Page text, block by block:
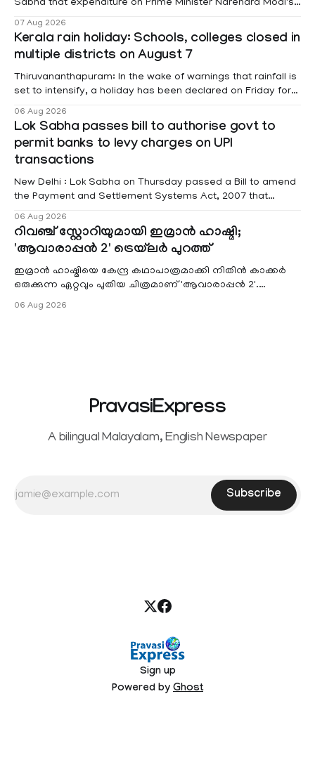
Sabha that expenditure on Prime Minister Narendra Modi's
foreign visits has crossed ₹74.5 crore in 2026 so far. The
information was provided by Minister of State for External
Affairs Pabitra Margherita in a written reply to questions
raised
07 Aug 2026
Kerala rain holiday: Schools, colleges closed in
multiple districts on August 7
Thiruvananthapuram: In the wake of warnings that rainfall is
set to intensify, a holiday has been declared on Friday for
educational institutions across Pathanamthitta, Alappuzha,
Kottayam, Wayanad and Kasaragod districts. Meanwhile, a
red alert remains in place on Thursday for Kottayam,
Pathanamtitta and Idukki districts. Following a red alert on
06 Aug 2026
Lok Sabha passes bill to authorise govt to
permit banks to levy charges on UPI
transactions
New Delhi : Lok Sabha on Thursday passed a Bill to amend
the Payment and Settlement Systems Act, 2007 that
authorises the government to permit banks and other
service providers to levy charges on payments through
unified payments interface (UPI) and other notified
electronic payment modes. The amendment passed by the
06 Aug 2026
റിവഞ്ച് സ്റ്റോറിയുമായി ഇമ്രാൻ ഹാഷ്മി;
'ആവാരാപ്പൻ 2' ട്രെയ്‌ലർ പുറത്ത്
ഇമ്രാൻ ഹാഷ്മിയെ കേന്ദ്ര കഥാപാത്രമാക്കി നിതിൻ കാക്കർ
ഒരുക്കുന്ന ഏറ്റവും പുതിയ ചിത്രമാണ് 'ആവാരാപ്പൻ 2'.
ഐഎംഡിബി പട്ടിക
06 Aug 2026
PravasiExpress
A bilingual Malayalam, English Newspaper
Subscribe
Sign up
Powered by Ghost